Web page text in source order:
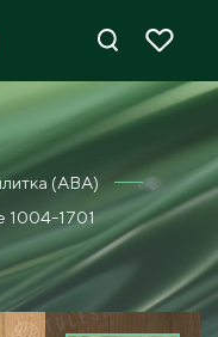
(ABA)
1004-1701